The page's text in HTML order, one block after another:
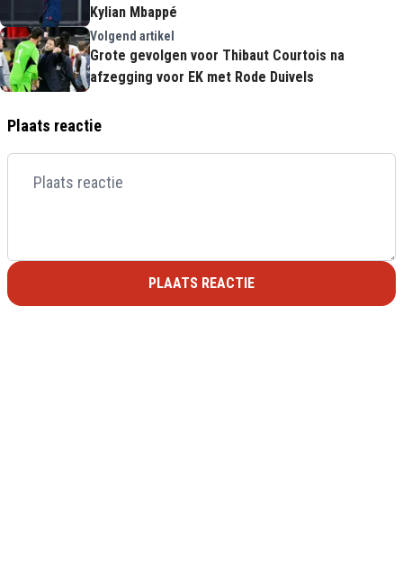
Kylian Mbappé
Volgend artikel
Grote gevolgen voor Thibaut Courtois na
afzegging voor EK met Rode Duivels
Plaats reactie
PLAATS REACTIE